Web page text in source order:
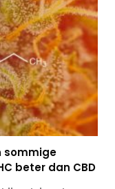
sommige
beter dan CBD